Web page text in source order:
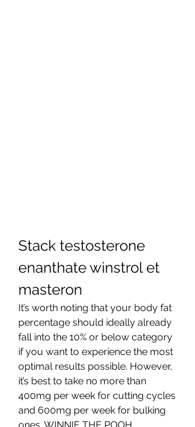
Stack testosterone
enanthate winstrol et
masteron
It’s worth noting that your body fat
percentage should ideally already
fall into the 10% or below category
if you want to experience the most
optimal results possible. However,
it’s best to take no more than
400mg per week for cutting cycles
and 600mg per week for bulking
ones. WINNIE THE POOH